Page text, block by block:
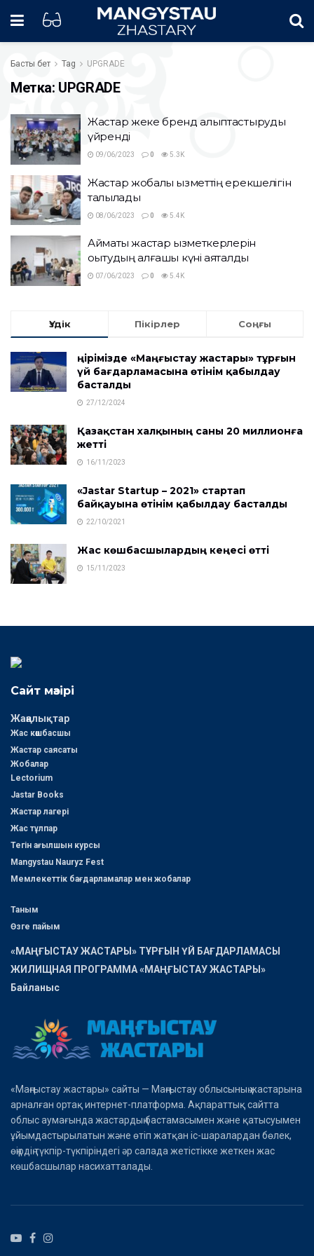
Басты бет Tag UPGRADE
Метка: UPGRADE
Жастар жеке бренд қалыптастыруды
үйренді
09/06/2023 0 5.3K
Жастар жобалық қызметтің ерекшелігін
талқылады
08/06/2023 0 5.4K
Аймақтық жастар қызметкерлерін
оқытудың алғашқы күні аяқталды
07/06/2023 0 5.4K
Үздік Пікірлер Соңғы
Өңірімізде «Маңғыстау жастары» тұрғын
үй бағдарламасына өтінім қабылдау
басталды
27/12/2024
Қазақстан халқының саны 20 миллионға
жетті
16/11/2023
«Jastar Startup – 2021» стартап
байқауына өтінім қабылдау басталды
22/10/2021
Жас көшбасшылардың кеңесі өтті
15/11/2023
Сайт мәзірі
Жаңалықтар
Жас көшбасшы
Жастар саясаты
Жобалар
Lectorium
Jastar Books
Жастар лагері
Жас тұлпар
Тегін ағылшын курсы
Mangystau Nauryz Fest
Мемлекеттік бағдарламалар мен жобалар
Таным
Өзге пайым
«МАҢҒЫСТАУ ЖАСТАРЫ» ТҰРҒЫН ҮЙ БАҒДАРЛАМАСЫ
ЖИЛИЩНАЯ ПРОГРАММА «МАҢҒЫСТАУ ЖАСТАРЫ»
Байланыс
«Маңғыстау жастары» сайты — Маңғыстау облысының жастарына
арналған ортақ интернет-платформа. Ақпараттық сайтта
облыс аумағында жастардың бастамасымен және қатысуымен
ұйымдастырылатын және өтіп жатқан іс-шаралардан бөлек,
өңірдің түкпір-түкпіріндегі әр салада жетістікке жеткен жас
көшбасшылар насихатталады.